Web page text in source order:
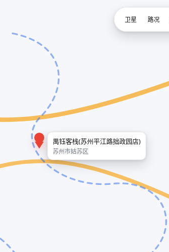
禺钰客栈(苏州平江路拙政园店)
苏州市姑苏区
卫星 路况